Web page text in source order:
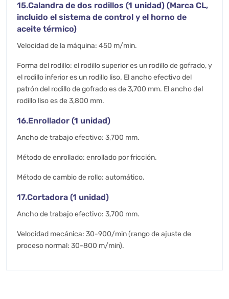
15.Calandra de dos rodillos (1 unidad) (Marca CL,
incluido el sistema de control y el horno de
aceite térmico)
Velocidad de la máquina: 450 m/min.
Forma del rodillo: el rodillo superior es un rodillo de gofrado, y
el rodillo inferior es un rodillo liso. El ancho efectivo del
patrón del rodillo de gofrado es de 3,700 mm. El ancho del
rodillo liso es de 3,800 mm.
16.Enrollador (1 unidad)
Ancho de trabajo efectivo: 3,700 mm.
Método de enrollado: enrollado por fricción.
Método de cambio de rollo: automático.
17.Cortadora (1 unidad)
Ancho de trabajo efectivo: 3,700 mm.
Velocidad mecánica: 30-900/min (rango de ajuste de
proceso normal: 30-800 m/min).